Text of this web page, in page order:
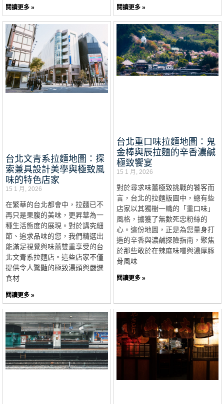
閱讀更多 » 閱讀更多 »
台北文青系拉麵地圖：探
索兼具設計美學與極致風
味的特色店家
15 1 月, 2026
在繁華的台北都會中，拉麵已不
再只是果腹的美味，更昇華為一
種生活態度的展現。對於講究細
節、追求品味的您，我們精選出
能滿足視覺與味蕾雙重享受的台
北文青系拉麵店。這些店家不僅
提供令人驚豔的極致湯頭與嚴選
食材
閱讀更多 »
台北重口味拉麵地圖：鬼
金棒與辰拉麵的辛香濃鹹
極致饗宴
15 1 月, 2026
對於尋求味蕾極致挑戰的饕客而
言，台北的拉麵版圖中，總有些
店家以其獨樹一幟的「重口味」
風格，擄獲了無數死忠粉絲的
心。這份地圖，正是為您量身打
造的辛香與濃鹹探險指南，聚焦
於那些敢於在辣麻味噌與濃厚豚
骨風味
閱讀更多 »